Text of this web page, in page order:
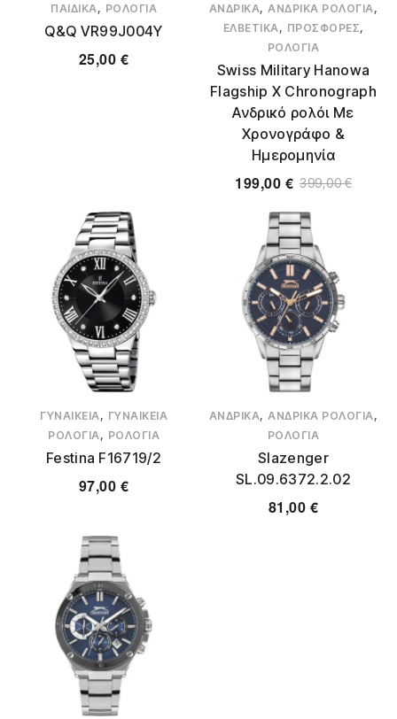
ΠΑΙΔΙΚΆ, ΡΟΛΌΓΙΑ
Q&Q VR99J004Y
25,00 €
ΑΝΔΡΙΚΆ,ΑΝΔΡΙΚΆ ΡΟΛΌΓΙΑ,
ΕΛΒΕΤΙΚΆ, ΠΡΟΣΦΟΡΈΣ,
ΡΟΛΌΓΙΑ
Swiss Military Hanowa
Flagship X Chronograph
Ανδρικό ρολόι Με
Χρονογράφο &
Ημερομηνία
399,00€
199,00 €
ΓΥΝΑΙΚΕΊΑ, ΓΥΝΑΙΚΕΊΑ
ΡΟΛΌΓΙΑ, ΡΟΛΌΓΙΑ
Festina F16719/2
97,00 €
ΑΝΔΡΙΚΆ,ΑΝΔΡΙΚΆ ΡΟΛΌΓΙΑ,
ΡΟΛΌΓΙΑ
Slazenger
SL.09.6372.2.02
81,00 €